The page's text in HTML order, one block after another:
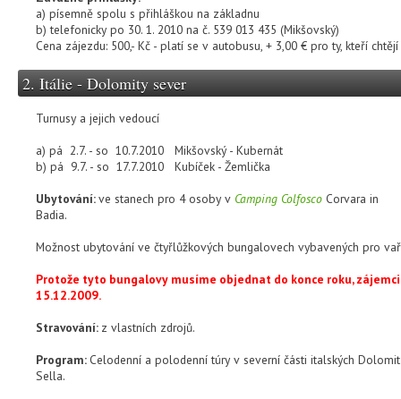
a) písemně spolu s přihláškou na základnu
b) telefonicky po 30. 1. 2010 na č. 539 013 435 (Mikšovský)
Cena zájezdu: 500,- Kč - platí se v autobusu, + 3,00 € pro ty, kteří
2. Itálie - Dolomity sever
Turnusy a jejich vedoucí
a) pá 2.7. - so 10.7.2010 Mikšovský - Kubernát
b) pá 9.7. - so 17.7.2010 Kubíček - Žemlička
Ubytování:ve stanech pro 4 osoby v Camping Colfosco Corvara in
Badia.
Možnost ubytování ve čtyřlůžkových bungalovech vybavených pro
Protože tyto bungalovy musíme objednat do konce roku,
15.12.2009.
Stravování: z vlastních zdrojů.
Program:Celodenní a polodenní túry v severní části italských
Sella.